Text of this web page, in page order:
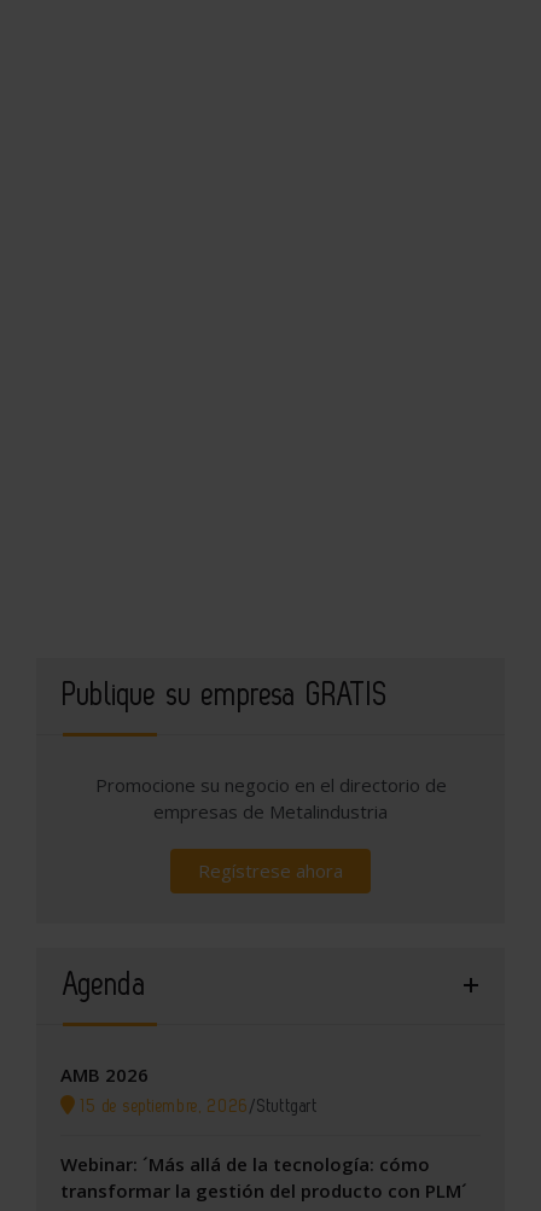
Publique su empresa GRATIS
Promocione su negocio en el directorio de
empresas de Metalindustria
Regístrese ahora
Agenda
AMB 2026
15 de septiembre, 2026 /Stuttgart
Webinar: ´Más allá de la tecnología: cómo
transformar la gestión del producto con PLM´